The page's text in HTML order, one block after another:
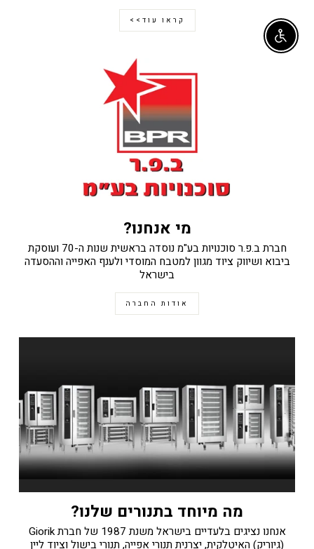
קראו עוד>>
מי אנחנו?
חברת ב.פ.ר סוכנויות בע"מ נוסדה בראשית שנות ה-70 ועוסקת
ביבוא ושיווק ציוד מגוון למטבח המוסדי ולענף האפייה וההסעדה
בישראל
אודות החברה
מה מיוחד בתנורים שלנו?
אנחנו נציגים בלעדיים בישראל משנת 1987 של חברת Giorik
(גיוריק) האיטלקית, יצרנית תנורי אפייה, תנורי בישול וציוד ליין
Enable accessibility